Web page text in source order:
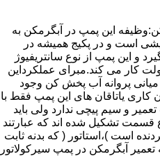
این پمپ در آبگرمکن به
است و در پکیج همیشه در
و این پمپ از نوع سانتریفیوژ
از مرکز) بوده و با برق 220 ولت کار می کند.مبرای عملکرداین
پروانه آب پخش کن وجود
یاتاقان های این پمپ فقط با
و سیم پیچی ندارد ولی باید
قسمت تشکیل شده اند که عبارتند
است )،استاتور ( که بدنه ثابت
آبگرمکن در پمپ سیرکولاتور